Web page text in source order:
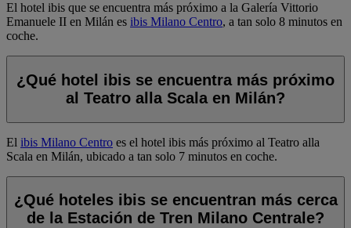
El hotel ibis que se encuentra más próximo a la Galería Vittorio
Emanuele II en Milán es ibis Milano Centro, a tan solo 8 minutos en
coche.
¿Qué hotel ibis se encuentra más próximo
al Teatro alla Scala en Milán?
El ibis Milano Centro es el hotel ibis más próximo al Teatro alla
Scala en Milán, ubicado a tan solo 7 minutos en coche.
¿Qué hoteles ibis se encuentran más cerca
de la Estación de Tren Milano Centrale?